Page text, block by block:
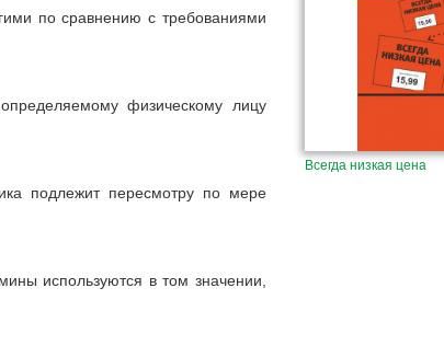
по сравнению с требованиями
физическому лицу
подлежит пересмотру по мере
используются в том значении,
Всегда низкая цена